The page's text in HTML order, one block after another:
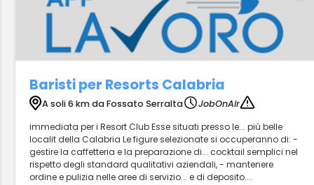
Baristi per Resorts Calabria
A soli 6 km da Fossato Serralta
JobOnAir
immediata per i Resort Club Esse situati presso le... più belle
localit della Calabria Le figure selezionate si occuperanno di: -
gestire la caffetteria e la preparazione di... cocktail semplici nel
rispetto degli standard qualitativi aziendali, - mantenere
ordine e pulizia nelle aree di servizio... e di deposito....